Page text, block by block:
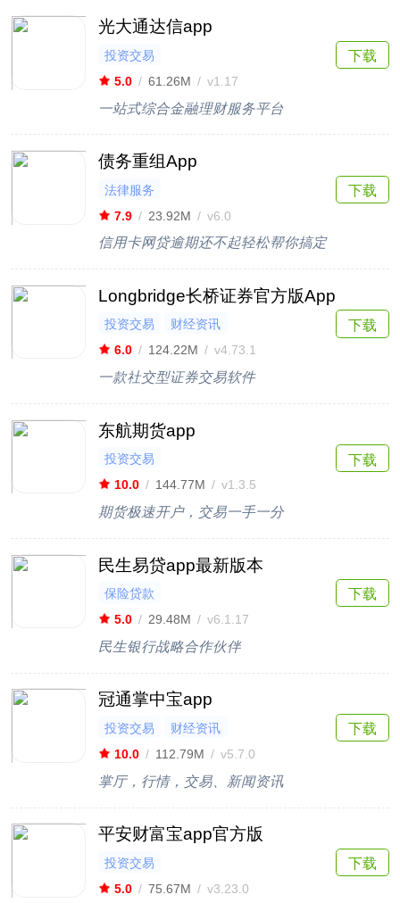
光大通达信app
投资交易
5.0 / 61.26M / v1.17
一站式综合金融理财服务平台
下载
债务重组App
法律服务
7.9 / 23.92M / v6.0
信用卡网贷逾期还不起轻松帮你搞定
下载
Longbridge长桥证券官方版App
投资交易
财经资讯
6.0 / 124.22M / v4.73.1
一款社交型证券交易软件
下载
东航期货app
投资交易
10.0 / 144.77M / v1.3.5
期货极速开户，交易一手一分
下载
民生易贷app最新版本
保险贷款
5.0 / 29.48M / v6.1.17
民生银行战略合作伙伴
下载
冠通掌中宝app
投资交易
财经资讯
10.0 / 112.79M / v5.7.0
掌厅，行情，交易、新闻资讯
下载
平安财富宝app官方版
投资交易
5.0 / 75.67M / v3.23.0
下载